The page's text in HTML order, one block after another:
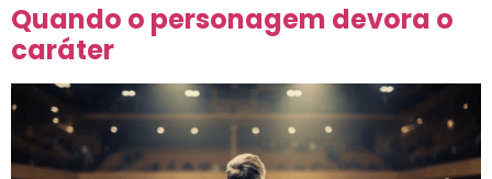
Quando o personagem devora o
caráter